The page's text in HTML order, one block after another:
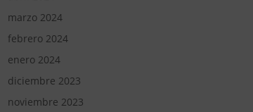
marzo 2024
febrero 2024
enero 2024
diciembre 2023
noviembre 2023